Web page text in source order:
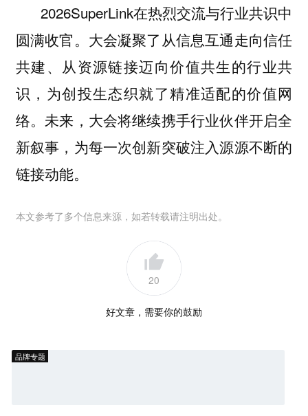
2026SuperLink在热烈交流与行业共识中
圆满收官。大会凝聚了从信息互通走向信任
共建、从资源链接迈向价值共生的行业共
识，为创投生态织就了精准适配的价值网
络。未来，大会将继续携手行业伙伴开启全
新叙事，为每一次创新突破注入源源不断的
链接动能。
本文参考了多个信息来源，如若转载请注明出处。
20
好文章，需要你的鼓励
品牌专题